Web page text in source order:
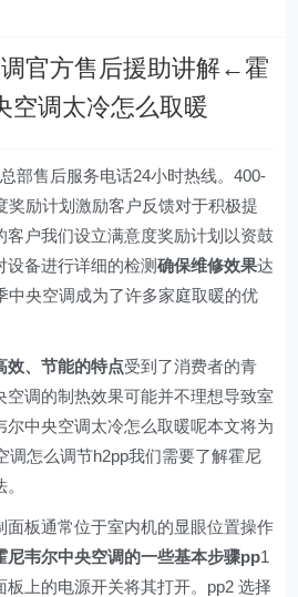
官方售后援助讲解←霍
空调太冷怎么取暖
部售后服务电话24小时热线。400-
奖励计划激励客户反馈对于积极提
客户我们设立满意度奖励计划以资鼓
设备进行详细的检测确保维修效果达
中央空调成为了许多家庭取暖的优
效、节能的特点受到了消费者的青
空调的制热效果可能并不理想导致室
尔中央空调太冷怎么取暖呢本文将为
调怎么调节h2pp我们需要了解霍尼
面板通常位于室内机的显眼位置操作
尼韦尔中央空调的一些基本步骤pp1
上的电源开关将其打开。pp2 选择